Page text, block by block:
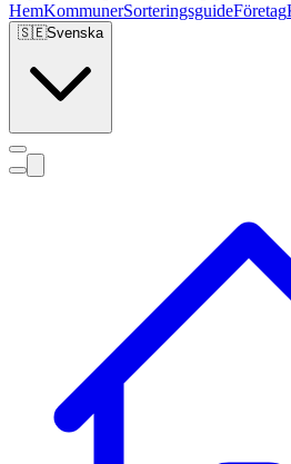
HemKommunerSorteringsguideFöretag
🇸🇪Svenska